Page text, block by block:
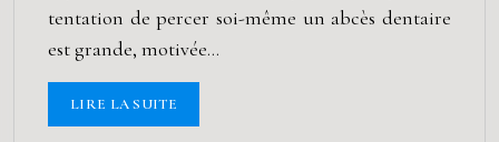
tentation de percer soi-même un abcès dentaire
est grande, motivée…
LIRE LA SUITE